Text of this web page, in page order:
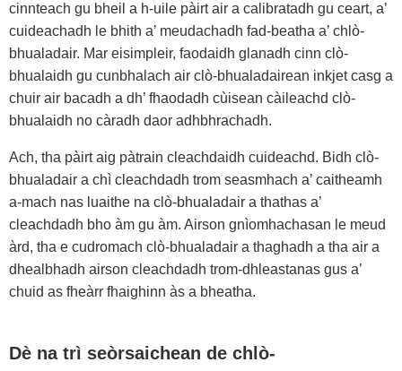
cinnteach gu bheil a h-uile pàirt air a calibratadh gu ceart, a’
cuideachadh le bhith a’ meudachadh fad-beatha a’ chlò-
bhualadair. Mar eisimpleir, faodaidh glanadh cinn clò-
bhualaidh gu cunbhalach air clò-bhualadairean inkjet casg a
chuir air bacadh a dh’ fhaodadh cùisean càileachd clò-
bhualaidh no càradh daor adhbhrachadh.
Ach, tha pàirt aig pàtrain cleachdaidh cuideachd. Bidh clò-
bhualadair a chì cleachdadh trom seasmhach a’ caitheamh
a-mach nas luaithe na clò-bhualadair a thathas a’
cleachdadh bho àm gu àm. Airson gnìomhachasan le meud
àrd, tha e cudromach clò-bhualadair a thaghadh a tha air a
dhealbhadh airson cleachdadh trom-dhleastanas gus a’
chuid as fheàrr fhaighinn às a bheatha.
Dè na trì seòrsaichean de chlò-